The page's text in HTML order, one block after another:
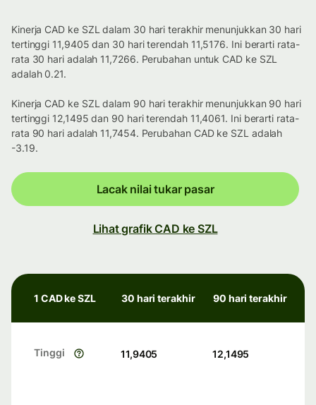
Kinerja CAD ke SZL dalam 30 hari terakhir menunjukkan 30 hari
tertinggi 11,9405 dan 30 hari terendah 11,5176. Ini berarti rata-
rata 30 hari adalah 11,7266. Perubahan untuk CAD ke SZL
adalah 0.21.
Kinerja CAD ke SZL dalam 90 hari terakhir menunjukkan 90 hari
tertinggi 12,1495 dan 90 hari terendah 11,4061. Ini berarti rata-
rata 90 hari adalah 11,7454. Perubahan CAD ke SZL adalah
-3.19.
Lacak nilai tukar pasar
Lihat grafik CAD ke SZL
1 CAD ke SZL 30 hari terakhir 90 hari terakhir
Tinggi 11,9405 12,1495